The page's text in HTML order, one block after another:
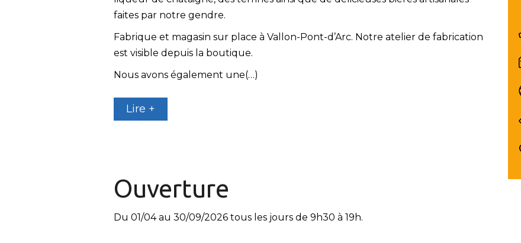
faites par notre gendre.
Fabrique et magasin sur place à Vallon-Pont-d’Arc. Notre atelier de fabrication
est visible depuis la boutique.
Nous avons également une(…)
Lire +
Ouverture
Du 01/04 au 30/09/2026 tous les jours de 9h30 à 19h.